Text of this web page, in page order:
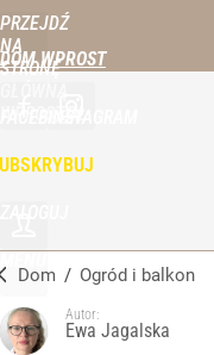
PRZEJDŹ
NA
STRONĘ
DOM WPROST
Dom / Ogród i balkon
Autor:
Ewa Jagalska